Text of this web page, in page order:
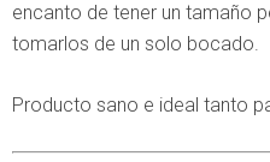
encanto de tener un tamaño
tomarlos de un solo bocado.
Producto sano e ideal tanto